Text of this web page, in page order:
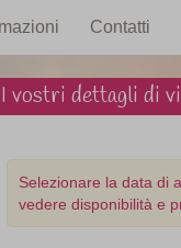
Contatti
I vostri dettagli di
Selezionare la data di
vedere disponibilità e